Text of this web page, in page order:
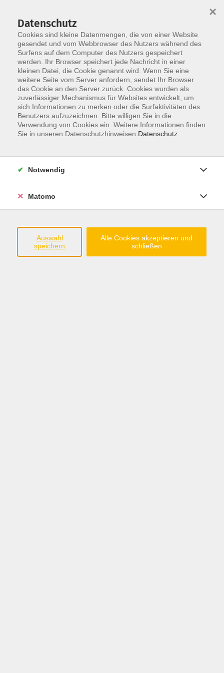
Skip to main content
Der Kurs konnte nicht gefunden werden.
im Landkreis Grafschaft Bentheim e.V.
Steinmaate 2
Datenschutz
Cookies sind kleine Datenmengen, die von einer Website
gesendet und vom Webbrowser des Nutzers während des
Surfens auf dem Computer des Nutzers gespeichert
werden. Ihr Browser speichert jede Nachricht in einer
kleinen Datei, die Cookie genannt wird. Wenn Sie eine
weitere Seite vom Server anfordern, sendet Ihr Browser
das Cookie an den Server zurück. Cookies wurden als
zuverlässiger Mechanismus für Websites entwickelt, um
sich Informationen zu merken oder die Surfaktivitäten des
Benutzers aufzuzeichnen. Bitte willigen Sie in die
Verwendung von Cookies ein. Weitere Informationen finden
Sie in unseren Datenschutzhinweisen. Datenschutz
×
Notwendig
Matomo
Auswahl
speichern
Alle Cookies akzeptieren und
schließen